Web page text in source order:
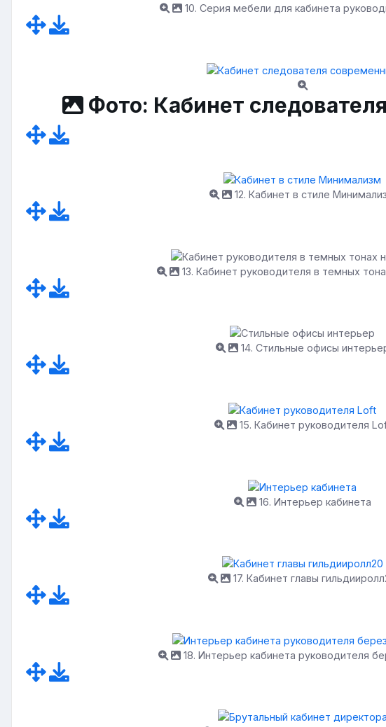
10. Серия мебели для кабинета
Фото: Кабинет
12. Кабинет в стиле
13. Кабинет руководителя в темных
14. Стильные офисы
15. Кабинет руководителя
16. Интерьер кабинета
17. Кабинет главы
18. Интерьер кабинета руководителя